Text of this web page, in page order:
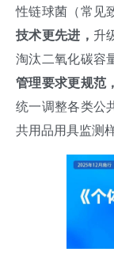
性链球菌（常见
技术更先进， 升
淘汰二氧化碳容
管理要求更规范，
统一调整各类公
共用品用具监测